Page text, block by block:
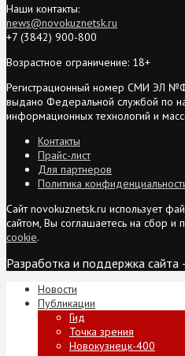
Наши контакты:
news@novokuznetsk.ru
+7 (3842) 900-800
Возрастное ограничение: 18+
Регистрационный номер СМИ ЭЛ
выдано Федеральной службой по
информационных технологий и
Контакты
Прайс-лист
Для партнеров
Политика
Сайт novokuznetsk.ru использует
сайтом, Вы соглашаетесь на сбор
cookie.
Разработка и поддержка сайта
Новости
Публикации
Гид
Точка зрения
Новокузнецк-400